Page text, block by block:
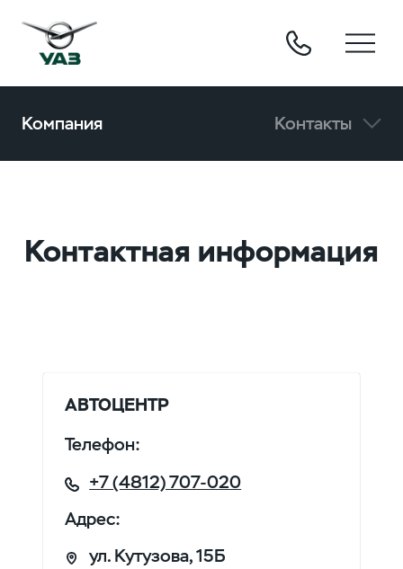
Компания Контакты
Контактная информация
АВТОЦЕНТР
Телефон:
+7 (4812) 707-020
Адрес:
ул. Кутузова, 15Б